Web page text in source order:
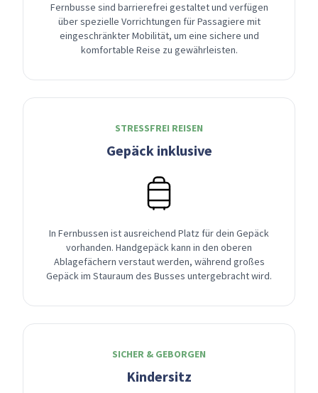
Fernbusse sind barrierefrei gestaltet und verfügen
über spezielle Vorrichtungen für Passagiere mit
eingeschränkter Mobilität, um eine sichere und
komfortable Reise zu gewährleisten.
STRESSFREI REISEN
Gepäck inklusive
In Fernbussen ist ausreichend Platz für dein Gepäck
vorhanden. Handgepäck kann in den oberen
Ablagefächern verstaut werden, während großes
Gepäck im Stauraum des Busses untergebracht wird.
SICHER & GEBORGEN
Kindersitz